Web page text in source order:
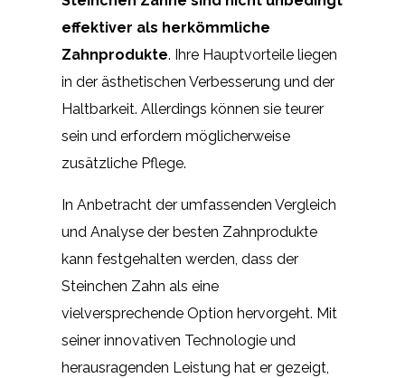
effektiver als herkömmliche
Zahnprodukte. Ihre Hauptvorteile liegen
in der ästhetischen Verbesserung und der
Haltbarkeit. Allerdings können sie teurer
sein und erfordern möglicherweise
zusätzliche Pflege.
In Anbetracht der umfassenden Vergleich
und Analyse der besten Zahnprodukte
kann festgehalten werden, dass der
Steinchen Zahn als eine
vielversprechende Option hervorgeht. Mit
seiner innovativen Technologie und
herausragenden Leistung hat er gezeigt,